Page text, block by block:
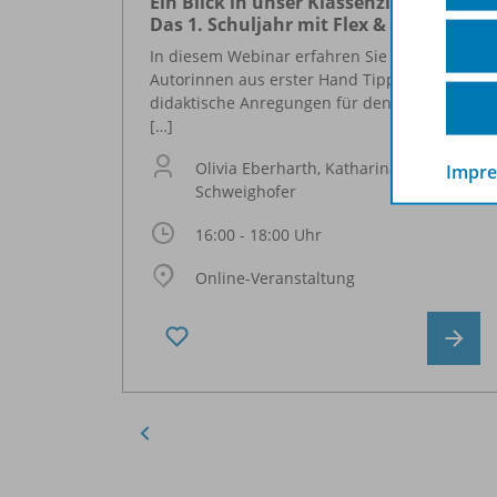
Das 1. Schuljahr mit Flex & Co
In diesem Webinar erfahren Sie von den
Autorinnen aus erster Hand Tipps und
didaktische Anregungen für den Einsatz von
[…]
Olivia Eberharth, Katharina
Schweighofer
16:00 - 18:00 Uhr
Online-Veranstaltung